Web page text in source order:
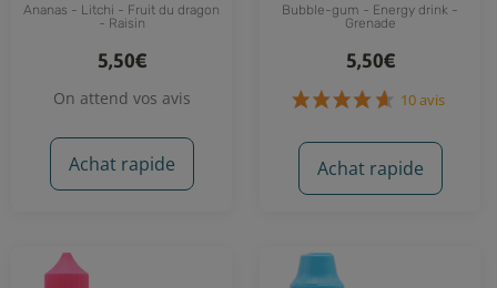
Ananas - Litchi - Fruit du dragon
- Raisin
5,50€
On attend vos avis
Achat rapide
Bubble-gum - Energy drink -
Grenade
5,50€
Achat rapide